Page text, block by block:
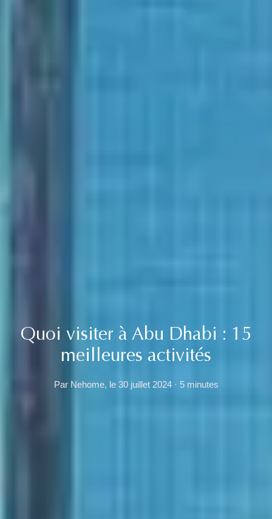
Quoi visiter à Abu Dhabi : 15
meilleures activités
Par Nehome, le 30 juillet 2024 · 5 minutes